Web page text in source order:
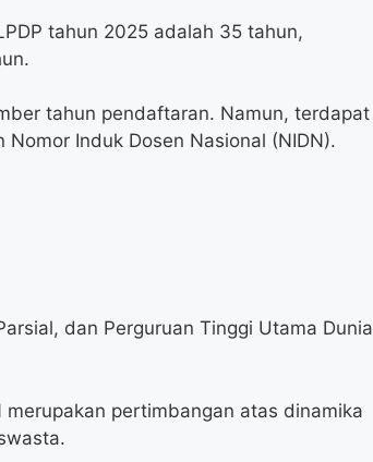
tahun 2025 adalah 35 tahun,
tahun pendaftaran. Namun, terdapat
Induk Dosen Nasional (NIDN).
dan Perguruan Tinggi Utama Dunia
pertimbangan atas dinamika